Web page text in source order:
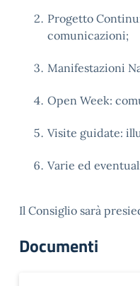
Progetto
comunicazioni;
Manifestazioni
Open Week:
Visite guidate:
Varie ed
Il Consiglio sarà
Documenti